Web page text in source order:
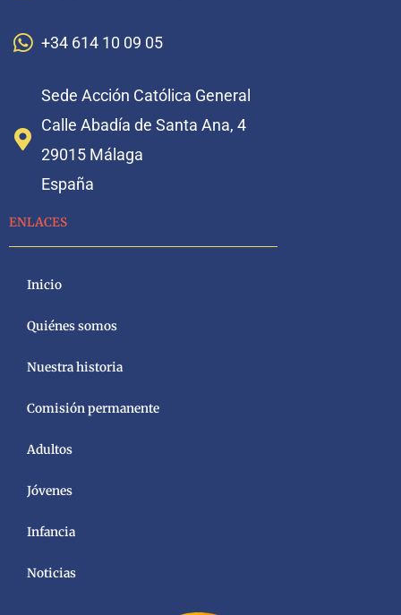
+34 614 10 09 05
Sede Acción Católica General
Calle Abadía de Santa Ana, 4
29015 Málaga
España
ENLACES
Inicio
Quiénes somos
Nuestra historia
Comisión permanente
Adultos
Jóvenes
Infancia
Noticias